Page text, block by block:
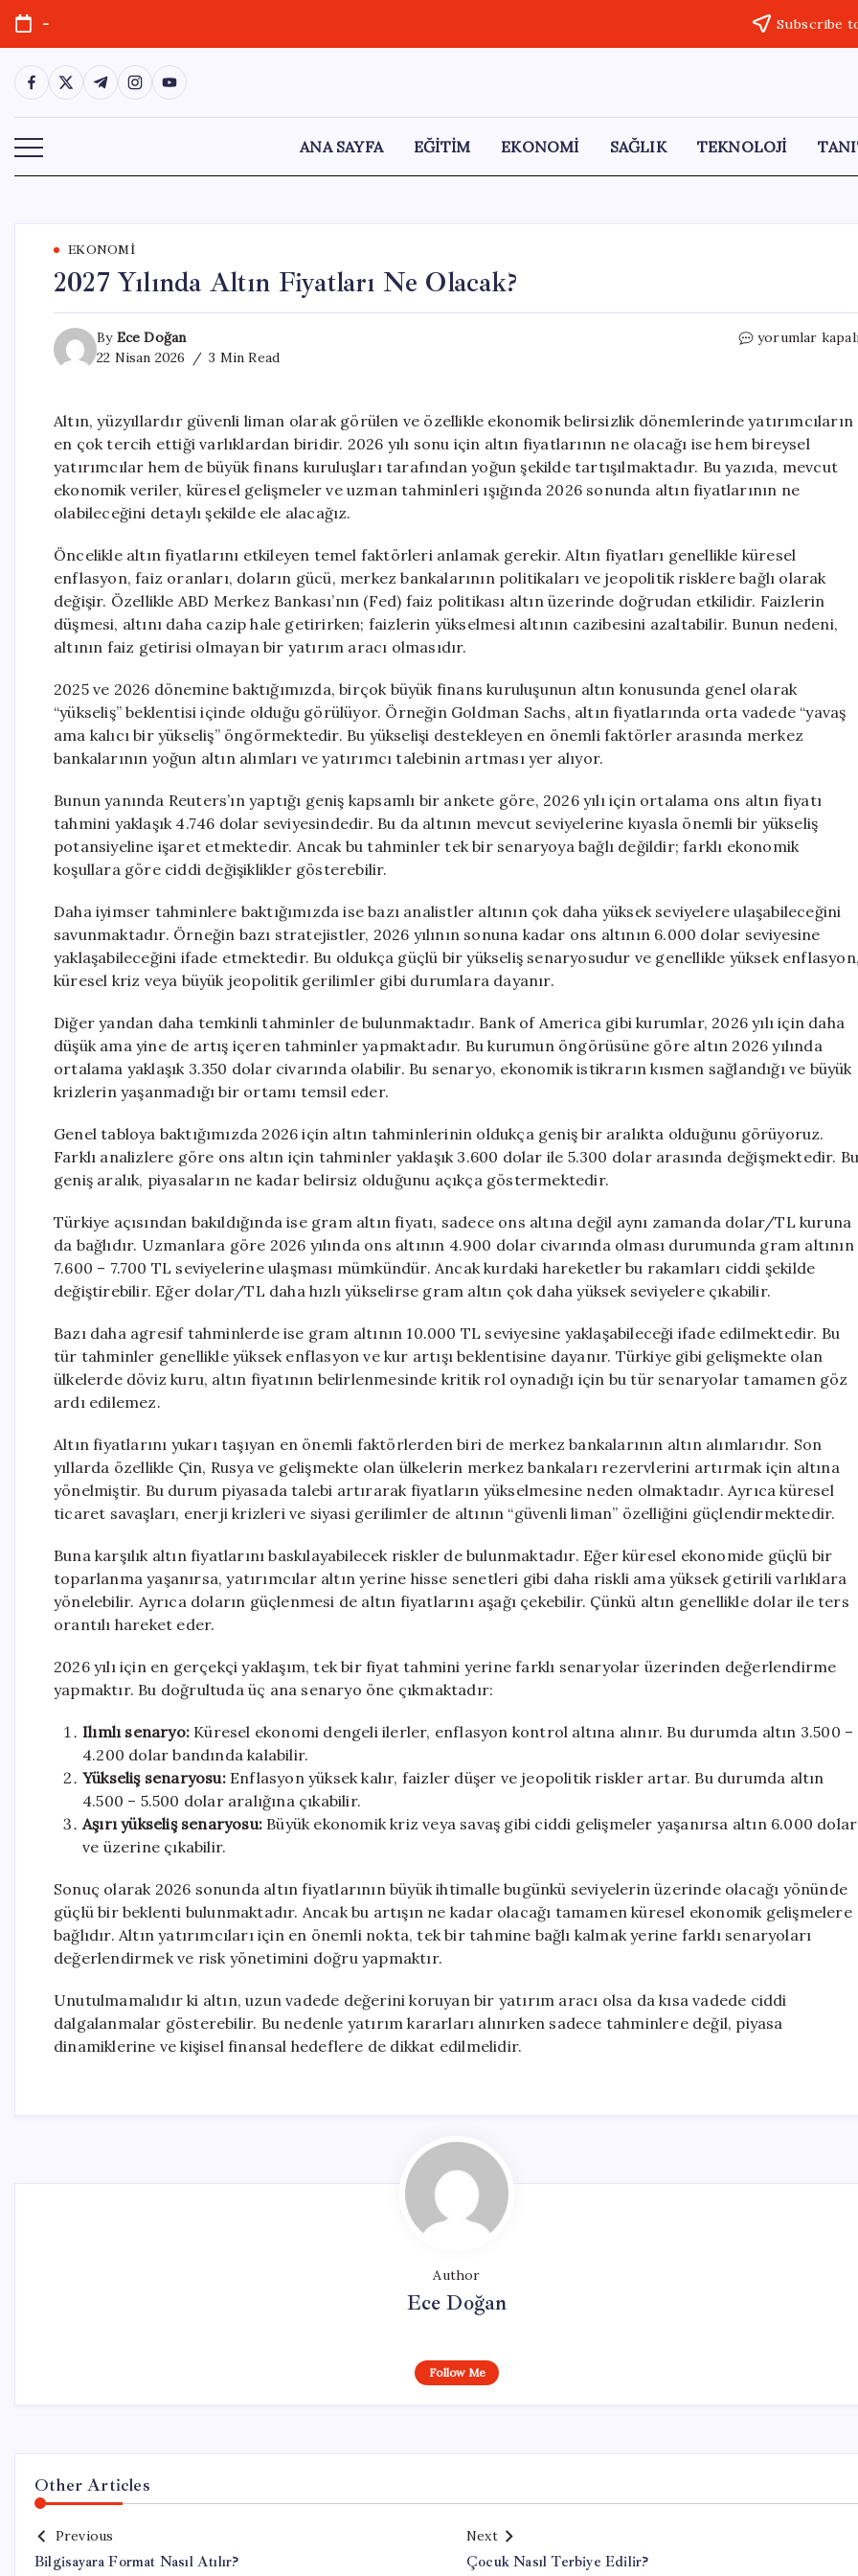
Skip
content
- Subscribe
https://www.facebook.com/
https://twitter.com/
https://t.me/
https://www.instagram.com/
https://youtube.com/
ANA SAYFA EĞİTİM EKONOMİ SAĞLIK TEKNOLOJİ
EKONOMI
2027 Yılında Altın Fiyatları Ne Olacak?
By Ece Doğan
22 Nisan 2026
3 Min Read
2027
Ne
Olacak?
için
yorumlar
Altın, yüzyıllardır güvenli liman olarak görülen ve özellikle ekonomik belirsizlik dönemlerinde yatırımcıların
en çok tercih ettiği varlıklardan biridir. 2026 yılı sonu için altın fiyatlarının ne olacağı ise hem bireysel
yatırımcılar hem de büyük finans kuruluşları tarafından yoğun şekilde tartışılmaktadır. Bu yazıda, mevcut
ekonomik veriler, küresel gelişmeler ve uzman tahminleri ışığında 2026 sonunda altın fiyatlarının ne
olabileceğini detaylı şekilde ele alacağız.
Öncelikle altın fiyatlarını etkileyen temel faktörleri anlamak gerekir. Altın fiyatları genellikle küresel
enflasyon, faiz oranları, doların gücü, merkez bankalarının politikaları ve jeopolitik risklere bağlı olarak
değişir. Özellikle ABD Merkez Bankası’nın (Fed) faiz politikası altın üzerinde doğrudan etkilidir. Faizlerin
düşmesi, altını daha cazip hale getirirken; faizlerin yükselmesi altının cazibesini azaltabilir. Bunun nedeni,
altının faiz getirisi olmayan bir yatırım aracı olmasıdır.
2025 ve 2026 dönemine baktığımızda, birçok büyük finans kuruluşunun altın konusunda genel olarak
“yükseliş” beklentisi içinde olduğu görülüyor. Örneğin Goldman Sachs, altın fiyatlarında orta vadede “yavaş
ama kalıcı bir yükseliş” öngörmektedir. Bu yükselişi destekleyen en önemli faktörler arasında merkez
bankalarının yoğun altın alımları ve yatırımcı talebinin artması yer alıyor.
Bunun yanında Reuters’ın yaptığı geniş kapsamlı bir ankete göre, 2026 yılı için ortalama ons altın fiyatı
tahmini yaklaşık 4.746 dolar seviyesindedir. Bu da altının mevcut seviyelerine kıyasla önemli bir yükseliş
potansiyeline işaret etmektedir. Ancak bu tahminler tek bir senaryoya bağlı değildir; farklı ekonomik
koşullara göre ciddi değişiklikler gösterebilir.
Daha iyimser tahminlere baktığımızda ise bazı analistler altının çok daha yüksek seviyelere ulaşabileceğini
savunmaktadır. Örneğin bazı stratejistler, 2026 yılının sonuna kadar ons altının 6.000 dolar seviyesine
yaklaşabileceğini ifade etmektedir. Bu oldukça güçlü bir yükseliş senaryosudur ve genellikle yüksek enflasyon,
küresel kriz veya büyük jeopolitik gerilimler gibi durumlara dayanır.
Diğer yandan daha temkinli tahminler de bulunmaktadır. Bank of America gibi kurumlar, 2026 yılı için daha
düşük ama yine de artış içeren tahminler yapmaktadır. Bu kurumun öngörüsüne göre altın 2026 yılında
ortalama yaklaşık 3.350 dolar civarında olabilir. Bu senaryo, ekonomik istikrarın kısmen sağlandığı ve büyük
krizlerin yaşanmadığı bir ortamı temsil eder.
Genel tabloya baktığımızda 2026 için altın tahminlerinin oldukça geniş bir aralıkta olduğunu görüyoruz.
Farklı analizlere göre ons altın için tahminler yaklaşık 3.600 dolar ile 5.300 dolar arasında değişmektedir. Bu
geniş aralık, piyasaların ne kadar belirsiz olduğunu açıkça göstermektedir.
Türkiye açısından bakıldığında ise gram altın fiyatı, sadece ons altına değil aynı zamanda dolar/TL kuruna
da bağlıdır. Uzmanlara göre 2026 yılında ons altının 4.900 dolar civarında olması durumunda gram altının
7.600 – 7.700 TL seviyelerine ulaşması mümkündür. Ancak kurdaki hareketler bu rakamları ciddi şekilde
değiştirebilir. Eğer dolar/TL daha hızlı yükselirse gram altın çok daha yüksek seviyelere çıkabilir.
Bazı daha agresif tahminlerde ise gram altının 10.000 TL seviyesine yaklaşabileceği ifade edilmektedir. Bu
tür tahminler genellikle yüksek enflasyon ve kur artışı beklentisine dayanır. Türkiye gibi gelişmekte olan
ülkelerde döviz kuru, altın fiyatının belirlenmesinde kritik rol oynadığı için bu tür senaryolar tamamen göz
ardı edilemez.
Altın fiyatlarını yukarı taşıyan en önemli faktörlerden biri de merkez bankalarının altın alımlarıdır. Son
yıllarda özellikle Çin, Rusya ve gelişmekte olan ülkelerin merkez bankaları rezervlerini artırmak için altına
yönelmiştir. Bu durum piyasada talebi artırarak fiyatların yükselmesine neden olmaktadır. Ayrıca küresel
ticaret savaşları, enerji krizleri ve siyasi gerilimler de altının “güvenli liman” özelliğini güçlendirmektedir.
Buna karşılık altın fiyatlarını baskılayabilecek riskler de bulunmaktadır. Eğer küresel ekonomide güçlü bir
toparlanma yaşanırsa, yatırımcılar altın yerine hisse senetleri gibi daha riskli ama yüksek getirili varlıklara
yönelebilir. Ayrıca doların güçlenmesi de altın fiyatlarını aşağı çekebilir. Çünkü altın genellikle dolar ile ters
orantılı hareket eder.
2026 yılı için en gerçekçi yaklaşım, tek bir fiyat tahmini yerine farklı senaryolar üzerinden değerlendirme
yapmaktır. Bu doğrultuda üç ana senaryo öne çıkmaktadır:
Ilımlı senaryo: Küresel ekonomi dengeli ilerler, enflasyon kontrol altına alınır. Bu durumda altın 3.500 –
4.200 dolar bandında kalabilir.
Yükseliş senaryosu:Enflasyon yüksek kalır, faizler düşer ve jeopolitik riskler artar. Bu durumda altın
4.500 – 5.500 dolar aralığına çıkabilir.
Aşırı yükseliş senaryosu: Büyük ekonomik kriz veya savaş gibi ciddi gelişmeler yaşanırsa altın 6.000 dolar
ve üzerine çıkabilir.
Sonuç olarak 2026 sonunda altın fiyatlarının büyük ihtimalle bugünkü seviyelerin üzerinde olacağı yönünde
güçlü bir beklenti bulunmaktadır. Ancak bu artışın ne kadar olacağı tamamen küresel ekonomik gelişmelere
bağlıdır. Altın yatırımcıları için en önemli nokta, tek bir tahmine bağlı kalmak yerine farklı senaryoları
değerlendirmek ve risk yönetimini doğru yapmaktır.
Unutulmamalıdır ki altın, uzun vadede değerini koruyan bir yatırım aracı olsa da kısa vadede ciddi
dalgalanmalar gösterebilir. Bu nedenle yatırım kararları alınırken sadece tahminlere değil, piyasa
dinamiklerine ve kişisel finansal hedeflere de dikkat edilmelidir.
Author
Ece Doğan
Follow Me
Other Articles
Previous
Bilgisayara Format Nasıl Atılır?
Next
Çocuk Nasıl Terbiye Edilir?